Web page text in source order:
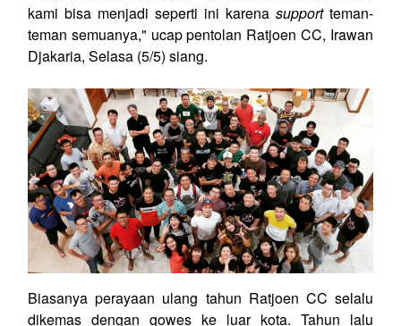
kami bisa menjadi seperti ini karena supportteman-
teman semuanya," ucap pentolan Ratjoen CC, Irawan
Djakaria, Selasa (5/5) siang.
Biasanya perayaan ulang tahun Ratjoen CC selalu
dikemas dengan gowes ke luar kota. Tahun lalu